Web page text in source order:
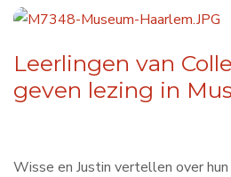
Over ons
Leerlingen van
geven lezing in
Wisse en Justin vertellen over